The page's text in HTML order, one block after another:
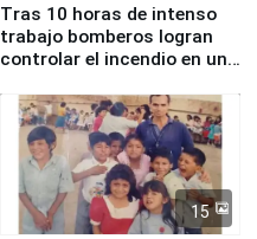
Tras 10 horas de intenso
trabajo bomberos logran
controlar el incendio en una
de Chile
15